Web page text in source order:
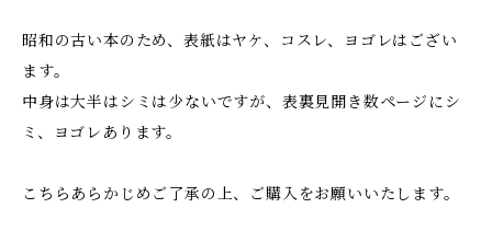
昭和の古い本のため、表紙はヤケ、コスレ、ヨゴレはござい
ます。
中身は大半はシミは少ないですが、表裏見開き数ページにシ
ミ、ヨゴレあります。
こちらあらかじめご了承の上、ご購入をお願いいたします。